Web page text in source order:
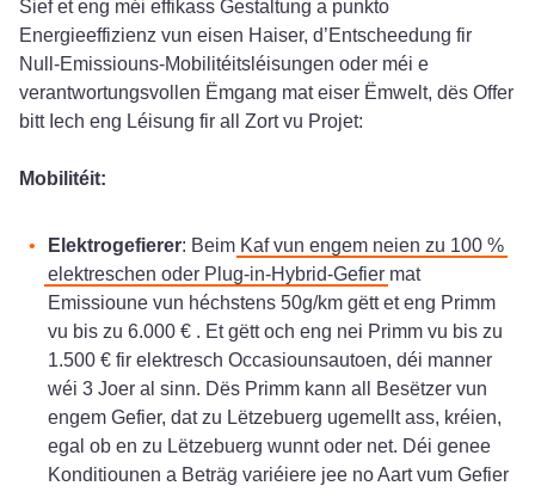
Sief et eng méi effikass Gestaltung a punkto
Energieeffizienz vun eisen Haiser, d’Entscheedung fir
Null-Emissiouns-Mobilitéitsléisungen oder méi e
verantwortungsvollen Ëmgang mat eiser Ëmwelt, dës Offer
bitt Iech eng Léisung fir all Zort vu Projet:
Mobilitéit:
Elektrogefierer: Beim Kaf vun engem neien zu 100 %
elektreschen oder Plug-in-Hybrid-Gefier mat
Emissioune vun héchstens 50g/km gëtt et eng Primm
vu bis zu 6.000 € . Et gëtt och eng nei Primm vu bis zu
1.500 € fir elektresch Occasiounsautoen, déi manner
wéi 3 Joer al sinn. Dës Primm kann all Besëtzer vun
engem Gefier, dat zu Lëtzebuerg ugemellt ass, kréien,
egal ob en zu Lëtzebuerg wunnt oder net. Déi genee
Konditiounen a Beträg variéiere jee no Aart vum Gefier